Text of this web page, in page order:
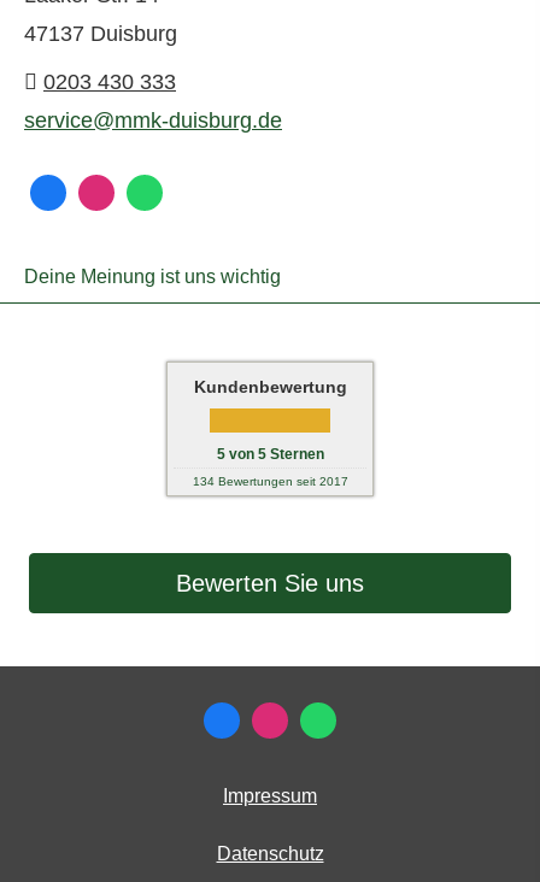
47137 Duisburg
0203 430 333
service@mmk-duisburg.de
Deine Meinung ist uns wichtig
Kundenbewertung
5von 5Sternen
134Bewertungen seit 2017
Bewerten Sie uns
Impressum
Datenschutz